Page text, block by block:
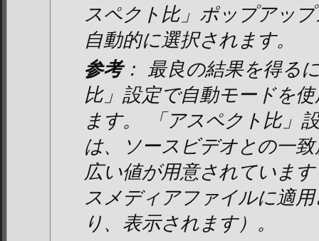
スペクト比」ポップアッ
自動的に選択されます。
参考： 最良の結果を得る
比」設定で自動モードを
ます。 「アスペクト比」
は、ソースビデオとの一
広い値が用意されていま
スメディアファイルに適
り、表示されます）。